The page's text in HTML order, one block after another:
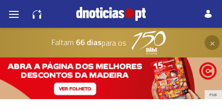
Faltam 66 diaspara os ×
PUB